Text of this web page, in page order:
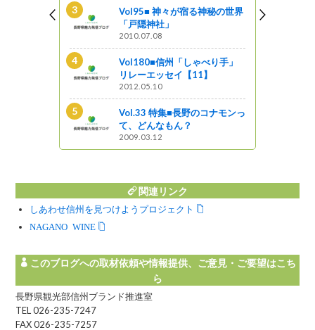
Vol95■ 神々が宿る神秘の世界
「戸隠神社」
2010.07.08
Vol180■信州「しゃべり手」
リレーエッセイ【11】
2012.05.10
Vol.33 特集■長野のコナモンっ
て、どんなもん？
2009.03.12
関連リンク
しあわせ信州を見つけようプロジェクト
NAGANO WINE
このブログへの取材依頼や情報提供、ご意見・ご要望はこち
ら
長野県観光部信州ブランド推進室
TEL 026-235-7247
FAX 026-235-7257